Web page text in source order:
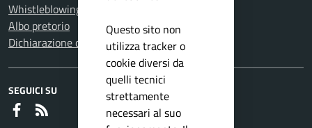
Whistleblowing)
Albo pretorio
Dichiarazione di accessibilità
SEGUICI SU
Faceboook
Questo sito non
utilizza tracker o
cookie diversi da
quelli tecnici
strettamente
necessari al suo